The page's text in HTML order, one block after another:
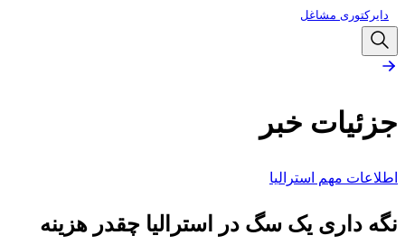
دایرکتوری مشاغل
جزئیات خبر
اطلاعات مهم استرالیا
نگه داری یک سگ در استرالیا چقدر هزینه